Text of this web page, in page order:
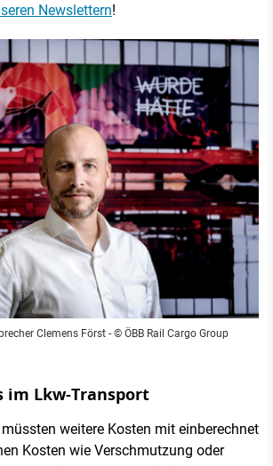
Newslettern!
Clemens Först - © ÖBB Rail Cargo Group
im Lkw-Transport
weitere Kosten mit einberechnet
Kosten wie Verschmutzung oder